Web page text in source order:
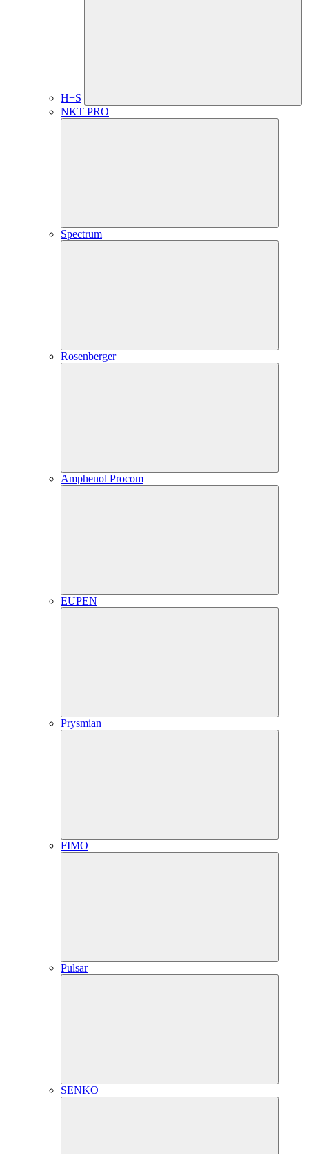
H+S
NKT PRO
Spectrum
Rosenberger
Amphenol Procom
EUPEN
Prysmian
FIMO
Pulsar
SENKO